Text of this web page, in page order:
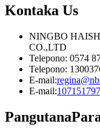
Kontaka Us
NINGBO
CO.,LTD
Telepono: 0574
Telepono:
E-mail:
E-mail:
Pangutana